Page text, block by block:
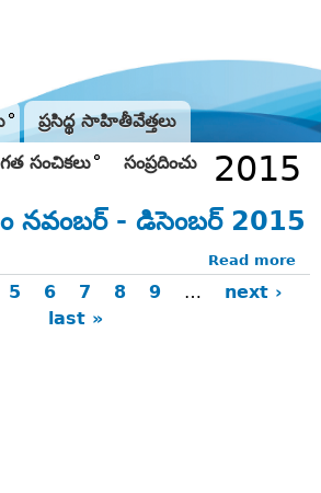
ప్రసిద్థ సాహితీవేత్తలు
గత సంచికలు సంప్రదించు 2015
నవంబర్‌ - డిసెంబర్‌ 2015
Read more
5 6 7 8 9 …
next ›
last »